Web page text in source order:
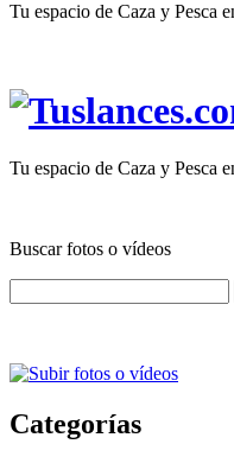
Tu espacio de Caza y Pesca
Tu espacio de Caza y Pesca
Buscar fotos o vídeos
Categorías